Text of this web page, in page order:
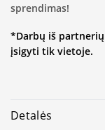
sprendimas!
*Darbų iš
įsigyti tik vietoje.
Detalės